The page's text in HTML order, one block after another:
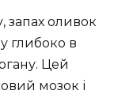
запах оливок
глибоко в
Цей
мозок і